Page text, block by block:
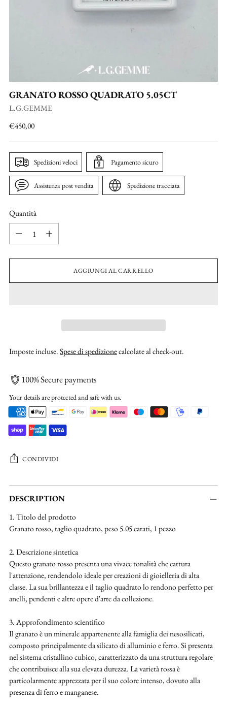
GRANATO ROSSO QUADRATO 5.05CT
L.G.GEMME
Prezzo
€450,00
Spedizioni veloci Pagamento sicuro
Assistenza post vendita Spedizione tracciata
Quantità
AGGIUNGI AL CARRELLO
Imposte incluse.Spese di spedizionecalcolate al check-out.
100% Secure payments
Your details are protected and safe with us.
CONDIVIDI
Aggiungere
un
al
carrello...
DESCRIPTION
1. Titolo del prodotto
Granato rosso, taglio quadrato, peso 5.05 carati, 1 pezzo
2. Descrizione sintetica
Questo granato rosso presenta una vivace tonalità che cattura
l'attenzione, rendendolo ideale per creazioni di gioielleria di alta
classe. La sua brillantezza e il taglio quadrato lo rendono perfetto per
anelli, pendenti e altre opere d'arte da collezione.
3. Approfondimento scientifico
Il granato è un minerale appartenente alla famiglia dei nesosilicati,
composto principalmente da silicato di alluminio e ferro. Si presenta
nel sistema cristallino cubico, caratterizzato da una struttura regolare
che contribuisce alla sua elevata durezza. La varietà rossa è
particolarmente apprezzata per il suo colore intenso, dovuto alla
presenza di ferro e manganese.